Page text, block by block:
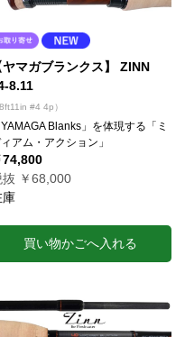
ヤマガブランクス】 ZINN
8.11
8ft11in #4 4p）
YAMAGA Blanks」を体現する「ミ
アム・アクション」
74,800
抜 ￥68,000
庫
買い物かごへ入れる